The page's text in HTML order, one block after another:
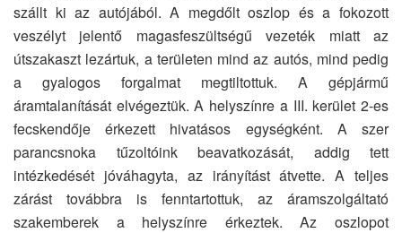
szállt ki az autójából. A megdőlt oszlop és a fokozott
veszélyt jelentő magasfeszültségű vezeték miatt az
útszakaszt lezártuk, a területen mind az autós, mind pedig
a gyalogos forgalmat megtiltottuk. A gépjármű
áramtalanítását elvégeztük. A helyszínre a III. kerület 2-es
fecskendője érkezett hivatásos egységként. A szer
parancsnoka tűzoltóink beavatkozását, addig tett
intézkedését jóváhagyta, az irányítást átvette. A teljes
zárást továbbra is fenntartottuk, az áramszolgáltató
szakemberek a helyszínre érkeztek. Az oszlopot